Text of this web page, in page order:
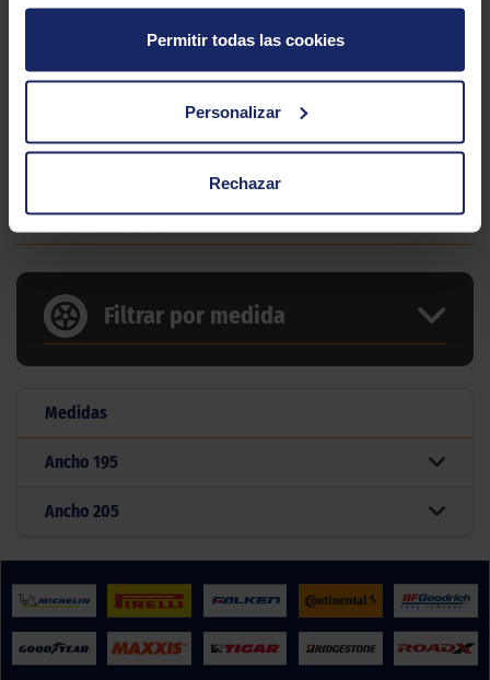
Permitir todas las cookies
Personalizar
Rechazar
Verano
Tipo conducción
APOLLO ALNAC 4G
Filtrar por medida
Medidas
Ancho 195
Ancho 205